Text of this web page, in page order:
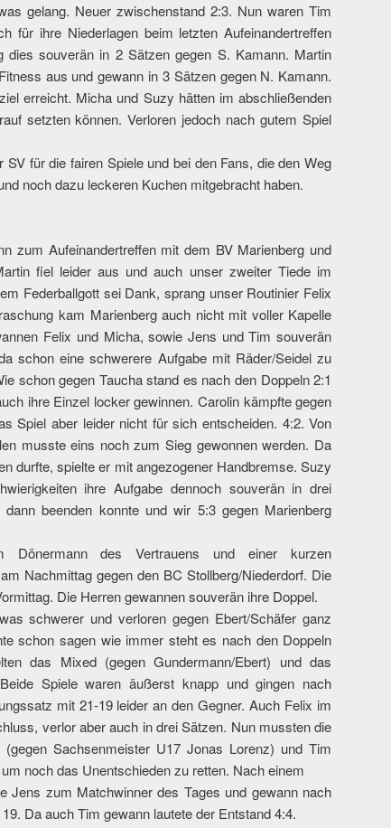
gelang. Neuer zwischenstand 2:3. Nun waren Tim
für ihre Niederlagen beim letzten Aufeinandertreffen
dies souverän in 2 Sätzen gegen S. Kamann. Martin
aus und gewann in 3 Sätzen gegen N. Kamann.
erreicht. Micha und Suzy hätten im abschließenden
setzten können. Verloren jedoch nach gutem Spiel
für die fairen Spiele und bei den Fans, die den Weg
noch dazu leckeren Kuchen mitgebracht haben.
zum Aufeinandertreffen mit dem BV Marienberg und
fiel leider aus und auch unser zweiter Tiede im
Federballgott sei Dank, sprang unser Routinier Felix
kam Marienberg auch nicht mit voller Kapelle
Felix und Micha, sowie Jens und Tim souverän
schon eine schwerere Aufgabe mit Räder/Seidel zu
schon gegen Taucha stand es nach den Doppeln 2:1
ihre Einzel locker gewinnen. Carolin kämpfte gegen
Spiel aber leider nicht für sich entscheiden. 4:2. Von
musste eins noch zum Sieg gewonnen werden. Da
durfte, spielte er mit angezogener Handbremse. Suzy
ihre Aufgabe dennoch souverän in drei
beenden konnte und wir 5:3 gegen Marienberg
Dönermann des Vertrauens und einer kurzen
Nachmittag gegen den BC Stollberg/Niederdorf. Die
Die Herren gewannen souverän ihre Doppel.
schwerer und verloren gegen Ebert/Schäfer ganz
schon sagen wie immer steht es nach den Doppeln
das Mixed (gegen Gundermann/Ebert) und das
Spiele waren äußerst knapp und gingen nach
mit 21-19 leider an den Gegner. Auch Felix im
verlor aber auch in drei Sätzen. Nun mussten die
Sachsenmeister U17 Jonas Lorenz) und Tim
noch das Unentschieden zu retten. Nach einem
Jens zum Matchwinner des Tages und gewann nach
Da auch Tim gewann lautete der Entstand 4:4.